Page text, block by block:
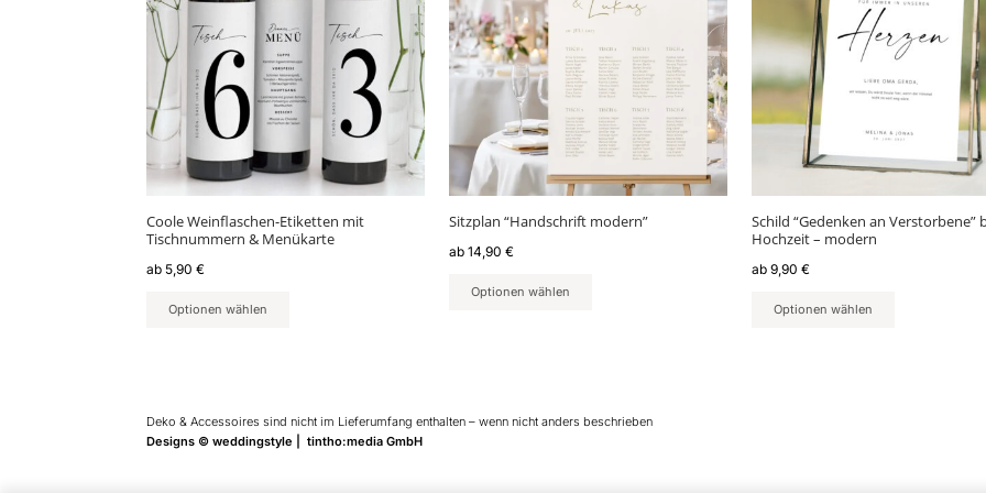
Coole Weinflaschen-Etiketten mit
Tischnummern & Menükarte
ab 5,90 €
Optionen wählen
Varianten
auf.
Die
Optionen
können
auf
der
Produktseite
werden
Sitzplan “Handschrift modern”
ab 14,90 €
Optionen wählen
Varianten
auf.
Die
Optionen
auf
der
Produktseite
werden
Schild “Gedenken an Verstorbene”
Hochzeit – modern
ab 9,90 €
Optionen wählen
Varianten
auf.
Die
Optionen
können
werden
Deko & Accessoires sind nicht im Lieferumfang enthalten – wenn nicht anders beschrieben
Designs © weddingstyle | tintho:media GmbH